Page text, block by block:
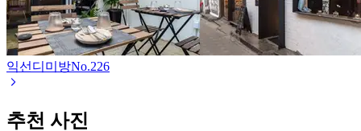
익선디미방No.226
추천 사진